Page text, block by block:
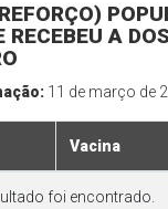
RECEBEU A
11 de março de
Vacina
foi encontrado.